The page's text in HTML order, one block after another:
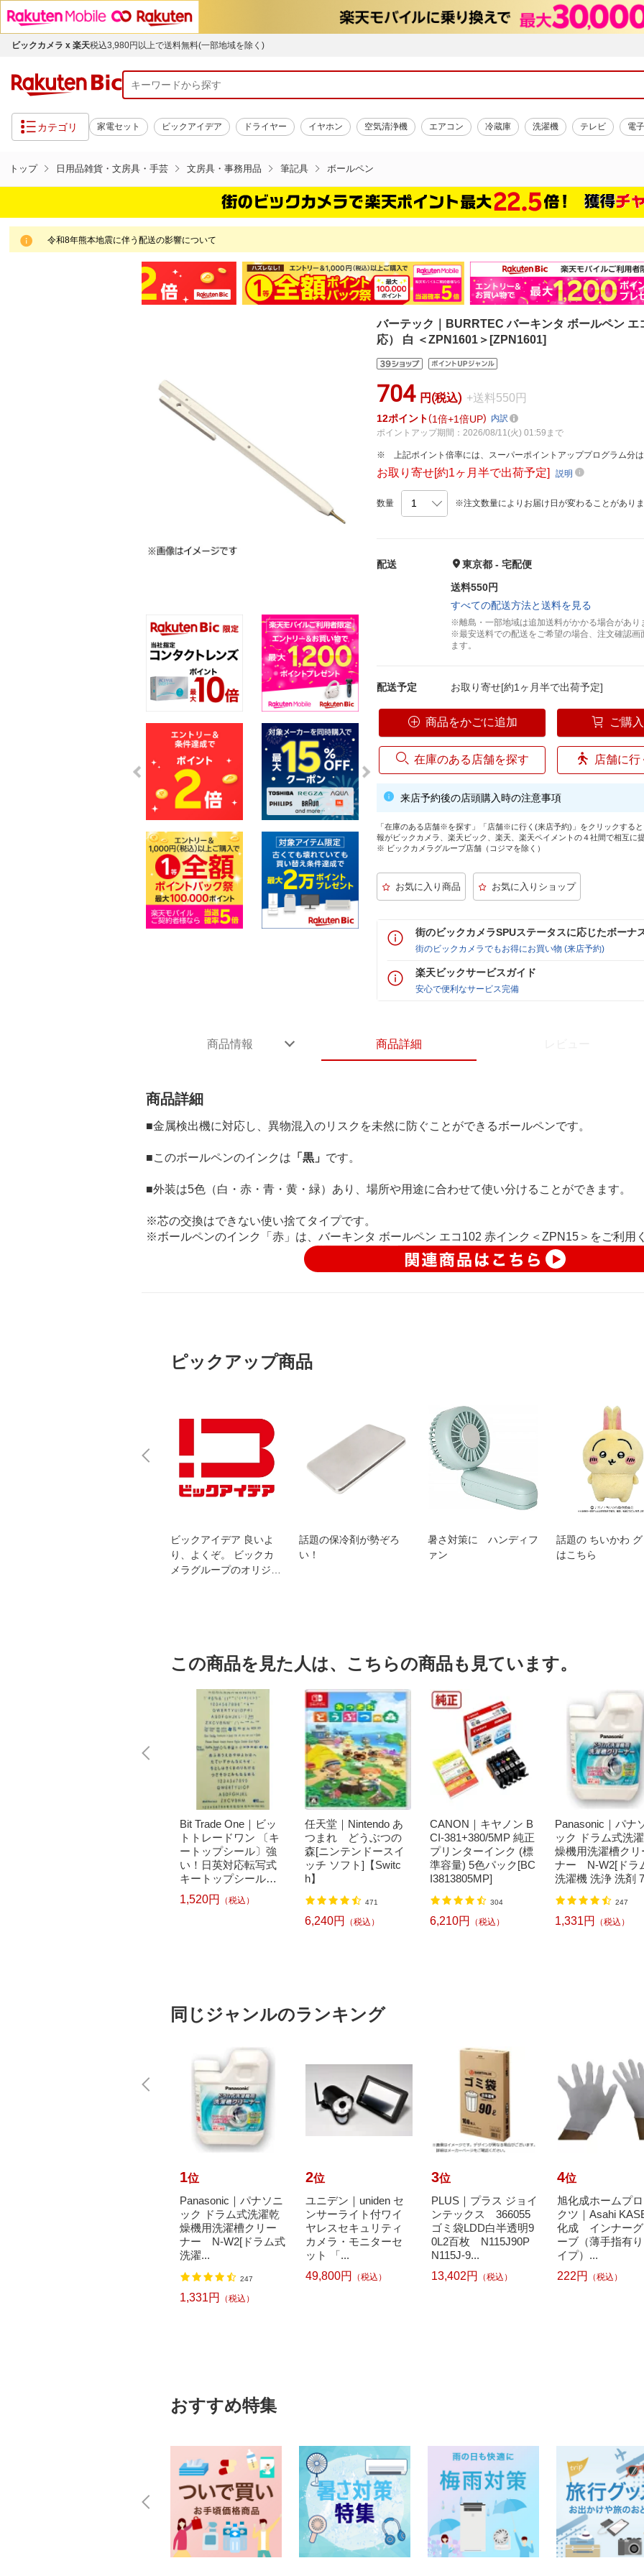
ビックカメラ x 楽天税込3,980円以上で送料無料(一部地域を除く)
カテゴリ 家電セット ビックアイデア ドライヤー イヤホン 空気清浄機 エアコン 冷蔵庫 洗濯機 テレビ 電
トップ 日用品雑貨・文房具・手芸 文房具・事務用品 筆記具 ボールペン
令和8年熊本地震に伴う配送の影響について
バーテック｜BURRTEC バーキンタ ボールペン
応） 白 ＜ZPN1601＞[ZPN1601]
704 円(税込) +送料550円
12ポイント 1倍 1倍UP
内訳
ポイントアップ期間：2026/08/11(火) 01:59まで
上記ポイント倍率には、スーパーポイントアッププログラム分
お取り寄せ[約1ヶ月半で出荷予定]説明
数量 ※注文数量によりお届け日が変わることがありま
配送
東京都 - 宅配便
送料550円
すべての配送方法と送料を見る
※離島・一部地域は追加送料がかかる場合があり
※最安送料での配送をご希望の場合、注文確認画
ます。
配送予定 お取り寄せ[約1ヶ月半で出荷予定]
商品をかごに追加 ご購
在庫のある店舗を探す 店舗に行
来店予約後の店頭購入時の注意事項
「在庫のある店舗※を探す」「店舗※に行く(来店予約)」をクリックする
報がビックカメラ、楽天ビック、楽天、楽天ペイメントの４社間で相互に
※ ビックカメラグループ店舗（コジマを除く）
街のビックカメラSPUステータスに応じたボーナ
街のビックカメラでもお得にお買い物 (来店予約)
楽天ビックサービスガイド
安心で便利なサービス完備
商品情報 商品詳細
商品詳細
■金属検出機に対応し、異物混入のリスクを未然に防ぐことができるボールペンです。
■このボールペンのインクは 「黒」 です。
■外装は5色（白・赤・青・黄・緑）あり、場所や用途に合わせて使い分けることができます。
※芯の交換はできない使い捨てタイプです。
※ボールペンのインク「赤」は、バーキンタ ボールペン エコ102 赤インク＜ZPN15＞をご利用
ピックアップ商品
ビックアイデア 良いよ
り、よくぞ。 ビックカ
メラグループのオリジナ
話題の保冷剤が勢ぞろ
い！
暑さ対策に ハンディフ
ァン
話題の ちいかわ
はこちら
この商品を見た人は、こちらの商品も見ています。
Bit Trade One｜ビッ
トトレードワン 〔キ
ートップシール〕強
い！日英対応転写式
キートップシールセ
ット ブルー DYKTSB
L
1,520円 （税込）
任天堂｜Nintendo あ
つまれ どうぶつの
森[ニンテンドースイ
ッチ ソフト]【Switc
h】
471
6,240円 （税込）
CANON｜キヤノン B
CI-381+380/5MP 純正
プリンターインク (標
準容量) 5色パック[BC
I3813805MP]
304
6,210円 （税込）
Panasonic｜パナ
ック ドラム式洗
燥機用洗濯槽クリ
ナー N-W2[ドラ
洗濯機 洗浄 洗剤
247
1,331円 （税込）
同じジャンルのランキング
1位
Panasonic｜パナソニ
ック ドラム式洗濯乾
燥機用洗濯槽クリー
ナー N-W2[ドラム式
洗濯...
247
1,331円 （税込）
2位
ユニデン｜uniden セ
ンサーライト付ワイ
ヤレスセキュリティ
カメラ・モニターセ
ット 「...
49,800円
（税込）
3位
PLUS｜プラス ジョイ
ンテックス 366055
ゴミ袋LDD白半透明9
0L2百枚 N115J90P
N115J-9...
13,402円
（税込）
4位
旭化成ホームプ
クツ｜Asahi
化成 インナーグ
ーブ（薄手指有
イプ）...
222円
（税込）
おすすめ特集